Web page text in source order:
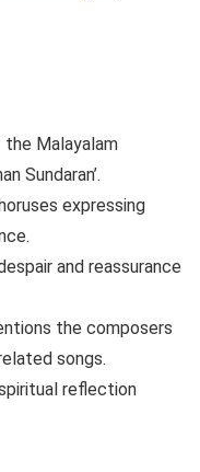
Malayalam
Sundaran’.
expressing
and reassurance
the composers
songs.
reflection